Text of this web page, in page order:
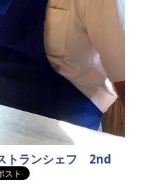
トランシェフ 2nd